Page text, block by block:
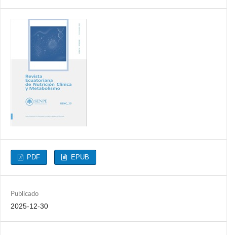
PDF EPUB
Publicado
2025-12-30